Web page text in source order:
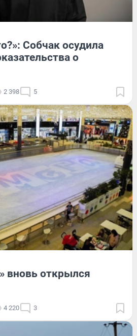
Собчак осудила
о
2 398 5
вновь открылся
4 220 3